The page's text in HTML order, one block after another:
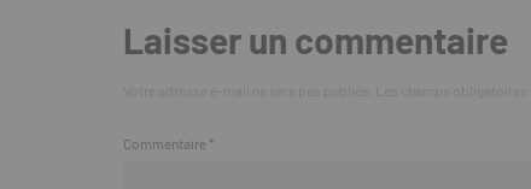
Laisser un commentaire
Commentaire *